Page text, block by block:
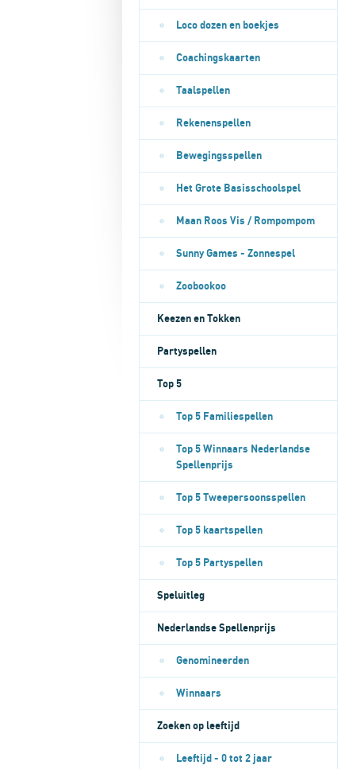
Loco dozen en boekjes
Coachingskaarten
Taalspellen
Rekenenspellen
Bewegingsspellen
Het Grote Basisschoolspel
Maan Roos Vis / Rompompom
Sunny Games - Zonnespel
Zoobookoo
Keezen en Tokken
Partyspellen
Top 5
Top 5 Familiespellen
Top 5 Winnaars Nederlandse
Spellenprijs
Top 5 Tweepersoonsspellen
Top 5 kaartspellen
Top 5 Partyspellen
Speluitleg
Nederlandse Spellenprijs
Genomineerden
Winnaars
Zoeken op leeftijd
Leeftijd - 0 tot 2 jaar